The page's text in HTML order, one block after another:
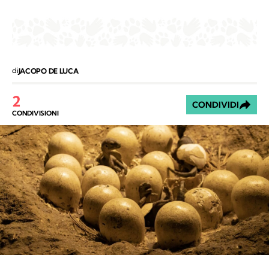
diJACOPO DE LUCA
2
CONDIVISIONI
CONDIVIDI